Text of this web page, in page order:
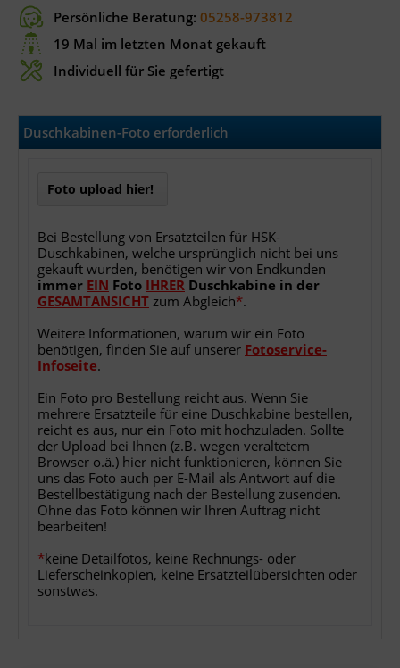
Persönliche Beratung: 05258-973812
19 Mal im letzten Monat gekauft
Individuell für Sie gefertigt
Duschkabinen-Foto erforderlich
Foto upload hier!
Bei Bestellung von Ersatzteilen für HSK-
Duschkabinen, welche ursprünglich nicht bei uns
gekauft wurden, benötigen wir von Endkunden
immer EIN Foto IHRER Duschkabine in der
GESAMTANSICHT zum Abgleich*.
Weitere Informationen, warum wir ein Foto
benötigen, finden Sie auf unserer Fotoservice-
Infoseite.
Ein Foto pro Bestellung reicht aus. Wenn Sie
mehrere Ersatzteile für eine Duschkabine bestellen,
reicht es aus, nur ein Foto mit hochzuladen. Sollte
der Upload bei Ihnen (z.B. wegen veraltetem
Browser o.ä.) hier nicht funktionieren, können Sie
uns das Foto auch per E-Mail als Antwort auf die
Bestellbestätigung nach der Bestellung zusenden.
Ohne das Foto können wir Ihren Auftrag nicht
bearbeiten!
*keine Detailfotos, keine Rechnungs- oder
Lieferscheinkopien, keine Ersatzteilübersichten oder
sonstwas.